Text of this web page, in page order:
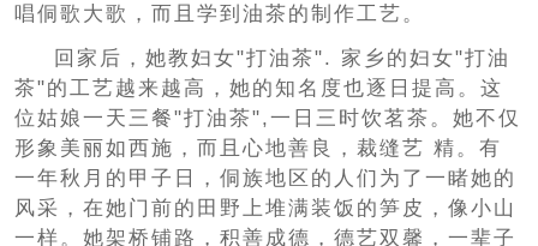
唱侗歌大歌，而且学到油茶的制作工艺。
回家后，她教妇女"打油茶". 家乡的妇女"打油
茶"的工艺越来越高，她的知名度也逐日提高。这
位姑娘一天三餐"打油茶",一日三时饮茗茶。她不仅
形象美丽如西施，而且心地善良，裁缝艺 精。有
一年秋月的甲子日，侗族地区的人们为了一睹她的
风采，在她门前的田野上堆满装饭的笋皮，像小山
一样。她架桥铺路，积善成德，德艺双馨，一辈子